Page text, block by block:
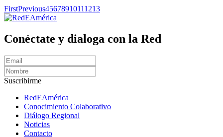
FirstPrevious45678910111213
Conéctate y dialoga con la Red
Suscribirme
RedEAmérica
Conocimiento Colaborativo
Diálogo Regional
Noticias
Contacto